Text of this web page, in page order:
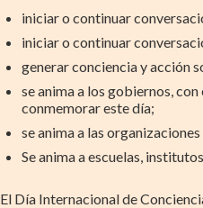
iniciar o continuar
iniciar o continuar
generar conciencia y acción
se anima a los gobiernos,
conmemorar este día;
se anima a las
Se anima a escuelas,
El Día Internacional de